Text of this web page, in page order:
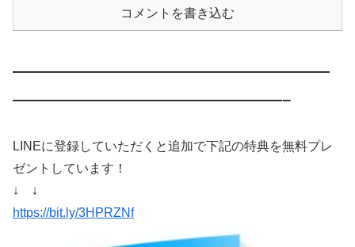
コメントを書き込む
————————————————————
—————————————————–
LINEに登録していただくと追加で下記の特典を無料プレ
ゼントしています！
↓ ↓
https://bit.ly/3HPRZNf